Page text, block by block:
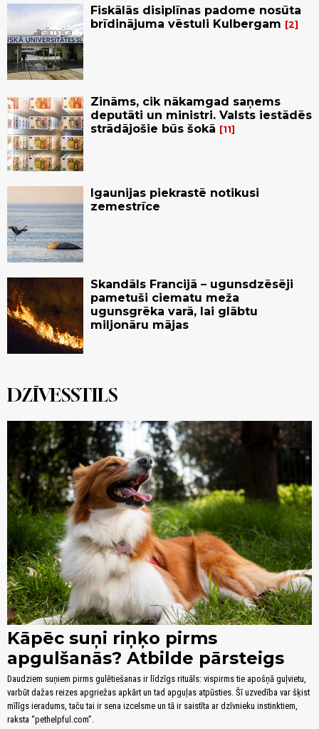
Fiskālās disiplīnas padome nosūta
brīdinājuma vēstuli Kulbergam
2
Zināms, cik nākamgad saņems
deputāti un ministri. Valsts iestādēs
strādājošie būs šokā
11
Igaunijas piekrastē notikusi
zemestrīce
Skandāls Francijā – ugunsdzēsēji
pametuši ciematu meža
ugunsgrēka varā, lai glābtu
miljonāru mājas
DZĪVESSTILS
Kāpēc suņi riņķo pirms
apgulšanās? Atbilde pārsteigs
Daudziem suņiem pirms gulētiešanas ir līdzīgs rituāls: vispirms tie apošņā guļvietu,
varbūt dažas reizes apgriežas apkārt un tad apguļas atpūsties. Šī uzvedība var šķist
mīlīgs ieradums, taču tai ir sena izcelsme un tā ir saistīta ar dzīvnieku instinktiem,
raksta “pethelpful.com”.